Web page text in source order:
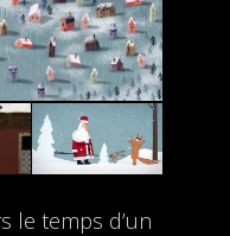
le temps d’un